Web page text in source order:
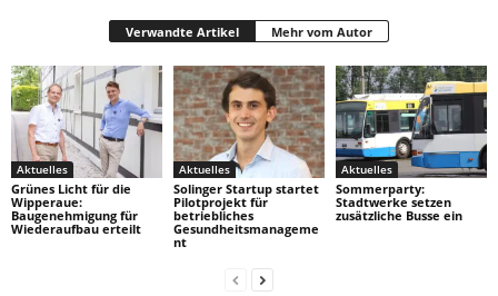
Verwandte Artikel Mehr vom Autor
Aktuelles
Grünes Licht für die
Wipperaue:
Baugenehmigung für
Wiederaufbau erteilt
Aktuelles
Solinger Startup startet
Pilotprojekt für
betriebliches
Gesundheitsmanageme
nt
Aktuelles
Sommerparty:
Stadtwerke setzen
zusätzliche Busse ein